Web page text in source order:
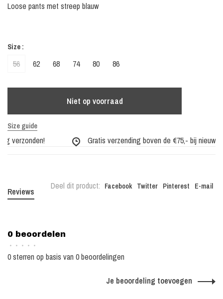
Loose pants met streep blauw
Size :
56 62 68 74 80 86
Niet op voorraad
Size guide
verzonden! Gratis verzending boven de €75,- bij nieuwe
Deel dit product: Facebook Twitter Pinterest E-mail
Reviews
0 beoordelen
• • • • •
0 sterren op basis van 0 beoordelingen
Je beoordeling toevoegen